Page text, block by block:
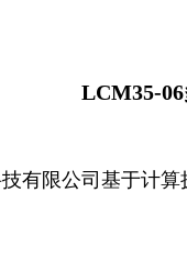
LCM35-
有限公司基于计